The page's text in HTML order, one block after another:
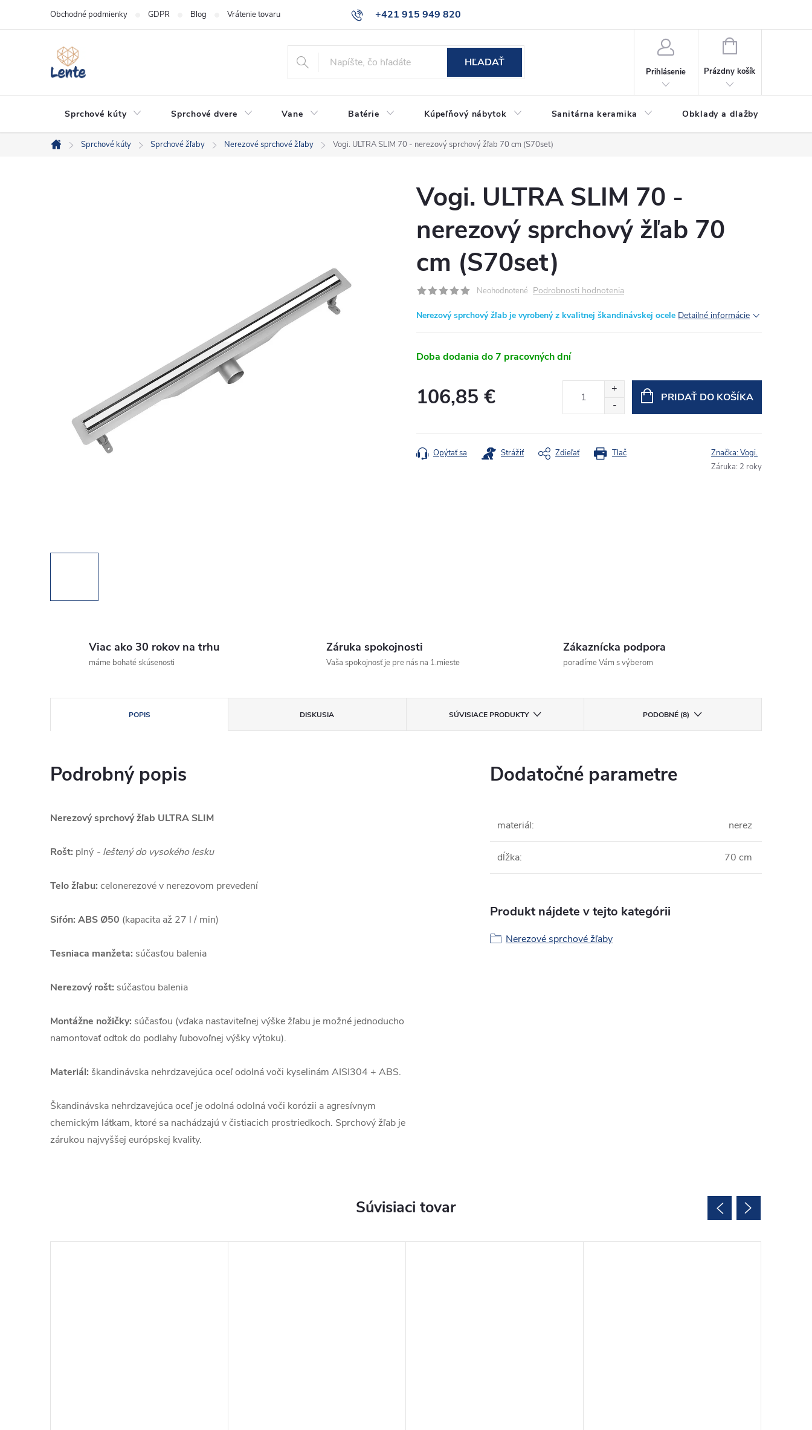
+421 915 949 820
Obchodné podmienky GDPR Blog Vrátenie tovaru
HĽADAŤ
Prihlásenie
NÁKUPNÝ
Prázdny košík
Sprchové kúty Sprchové dvere Vane Batérie Kúpeľňový nábytok Sanitárna keramika Obklady a dlažby
Domov
Sprchové kúty Sprchové žľaby Nerezové sprchové žľaby Vogi. ULTRA SLIM 70 - nerezový sprchový žľab 70 cm (S70set)
Vogi. ULTRA SLIM 70 -
nerezový sprchový žľab 70
cm (S70set)
Neohodnotené Podrobnosti hodnotenia
Nerezový sprchový žľab je vyrobený z kvalitnej škandinávskej ocele Detailné informácie
Doba dodania do 7 pracovných dní
106,85 € PRIDAŤ DO KOŠÍKA
Tlač
Opýtať sa Strážiť Zdieľať Značka:Vogi.
Záruka: 2 roky
Viac ako 30 rokov na trhu
máme bohaté skúsenosti
Záruka spokojnosti
Vaša spokojnosť je pre nás na 1.mieste
Zákaznícka podpora
poradíme Vám s výberom
POPIS DISKUSIA SÚVISIACE PRODUKTY PODOBNÉ (8)
Podrobný popis
Nerezový sprchový žľab ULTRA SLIM
Rošt: plný - leštený do vysokého lesku
Telo žľabu: celonerezové v nerezovom prevedení
Sifón: ABS Ø50 (kapacita až 27 l / min)
Tesniaca manžeta: súčasťou balenia
Nerezový rošt: súčasťou balenia
Montážne nožičky: súčasťou (vďaka nastaviteľnej výške žľabu je možné jednoducho
namontovať odtok do podlahy ľubovoľnej výšky výtoku).
Materiál: škandinávska nehrdzavejúca oceľ odolná voči kyselinám AISI304 + ABS.
Škandinávska nehrdzavejúca oceľ je odolná odolná voči korózii a agresívnym
chemickým látkam, ktoré sa nachádzajú v čistiacich prostriedkoch. Sprchový žľab je
zárukou najvyššej európskej kvality.
Dodatočné parametre
materiál: nerez
dĺžka: 70 cm
Produkt nájdete v tejto kategórii
Nerezové sprchové žľaby
Súvisiaci tovar